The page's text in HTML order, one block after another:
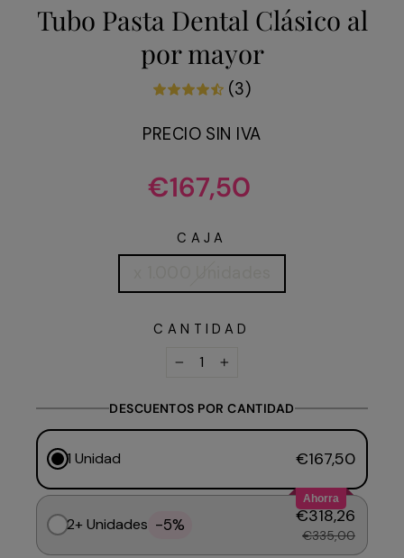
Tubo Pasta Dental Clásico al
por mayor
(3)
PRECIO SIN IVA
Precio
habitual
€167,50
CAJA
CANTIDAD
DESCUENTOS POR CANTIDAD
1 Unidad €167,50
Ahorra
2+ Unidades -5% €318,26
€335,00